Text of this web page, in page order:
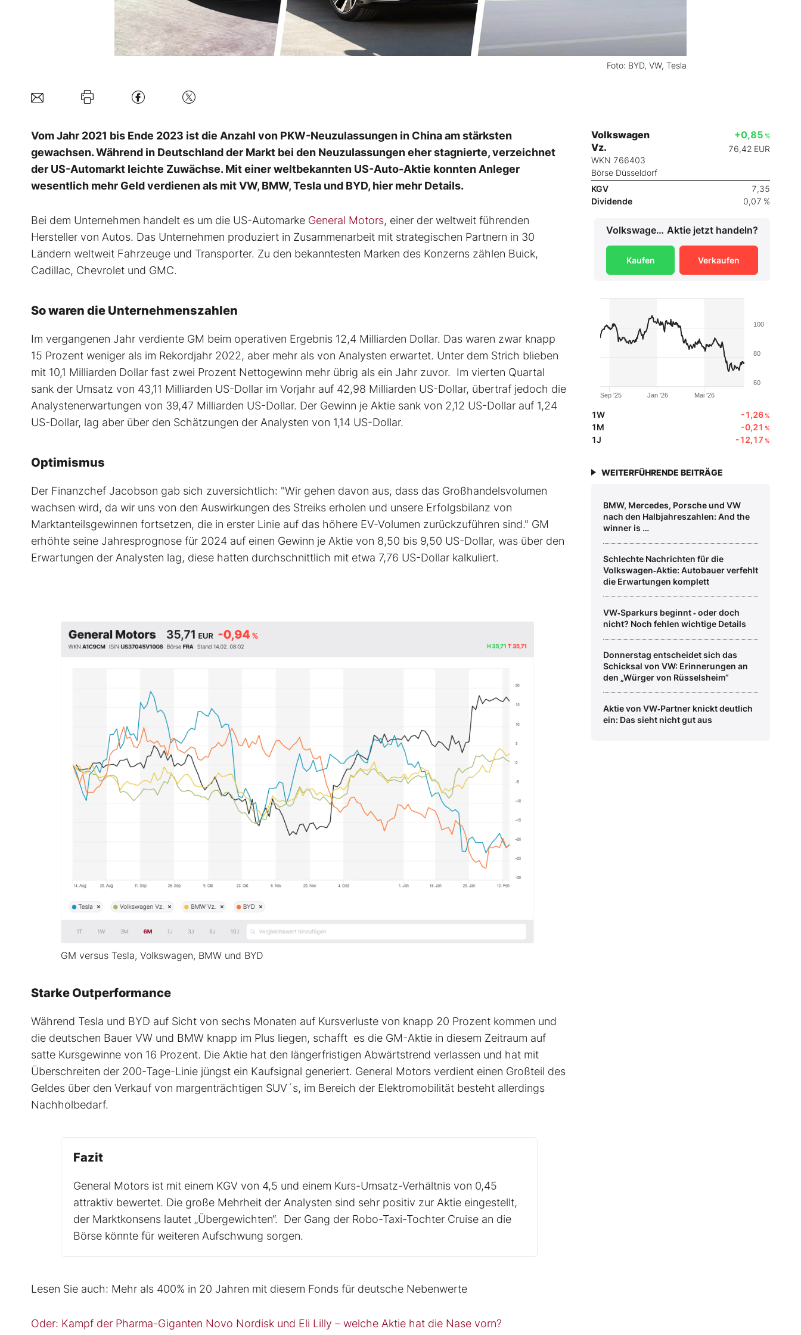
Foto: BYD, VW, Tesla
Vom Jahr 2021 bis Ende 2023 ist die Anzahl von PKW-Neuzulassungen in China am stärksten
gewachsen. Während in Deutschland der Markt bei den Neuzulassungen eher stagnierte, verzeichnet
der US-Automarkt leichte Zuwächse. Mit einer weltbekannten US-Auto-Aktie konnten Anleger
wesentlich mehr Geld verdienen als mit VW, BMW, Tesla und BYD, hier mehr Details.
Bei dem Unternehmen handelt es um die US-Automarke General Motors, einer der weltweit führenden
Hersteller von Autos. Das Unternehmen produziert in Zusammenarbeit mit strategischen Partnern in 30
Ländern weltweit Fahrzeuge und Transporter. Zu den bekanntesten Marken des Konzerns zählen Buick,
Cadillac, Chevrolet und GMC.
So waren die Unternehmenszahlen
Im vergangenen Jahr verdiente GM beim operativen Ergebnis 12,4 Milliarden Dollar. Das waren zwar knapp
15 Prozent weniger als im Rekordjahr 2022, aber mehr als von Analysten erwartet. Unter dem Strich blieben
mit 10,1 Milliarden Dollar fast zwei Prozent Nettogewinn mehr übrig als ein Jahr zuvor. Im vierten Quartal
sank der Umsatz von 43,11 Milliarden US-Dollar im Vorjahr auf 42,98 Milliarden US-Dollar, übertraf jedoch die
Analystenerwartungen von 39,47 Milliarden US-Dollar. Der Gewinn je Aktie sank von 2,12 US-Dollar auf 1,24
US-Dollar, lag aber über den Schätzungen der Analysten von 1,14 US-Dollar.
Optimismus
Der Finanzchef Jacobson gab sich zuversichtlich: "Wir gehen davon aus, dass das Großhandelsvolumen
wachsen wird, da wir uns von den Auswirkungen des Streiks erholen und unsere Erfolgsbilanz von
Marktanteilsgewinnen fortsetzen, die in erster Linie auf das höhere EV-Volumen zurückzuführen sind." GM
erhöhte seine Jahresprognose für 2024 auf einen Gewinn je Aktie von 8,50 bis 9,50 US-Dollar, was über den
Erwartungen der Analysten lag, diese hatten durchschnittlich mit etwa 7,76 US-Dollar kalkuliert.
GM versus Tesla, Volkswagen, BMW und BYD
Starke Outperformance
Während Tesla und BYD auf Sicht von sechs Monaten auf Kursverluste von knapp 20 Prozent kommen und
die deutschen Bauer VW und BMW knapp im Plus liegen, schafft es die GM-Aktie in diesem Zeitraum auf
satte Kursgewinne von 16 Prozent. Die Aktie hat den längerfristigen Abwärtstrend verlassen und hat mit
Überschreiten der 200-Tage-Linie jüngst ein Kaufsignal generiert. General Motors verdient einen Großteil des
Geldes über den Verkauf von margenträchtigen SUV´s, im Bereich der Elektromobilität besteht allerdings
Nachholbedarf.
Fazit
General Motors ist mit einem KGV von 4,5 und einem Kurs-Umsatz-Verhältnis von 0,45
attraktiv bewertet. Die große Mehrheit der Analysten sind sehr positiv zur Aktie eingestellt,
der Marktkonsens lautet „Übergewichten“. Der Gang der Robo-Taxi-Tochter Cruise an die
Börse könnte für weiteren Aufschwung sorgen.
Lesen Sie auch: Mehr als 400% in 20 Jahren mit diesem Fonds für deutsche Nebenwerte
Oder: Kampf der Pharma-Giganten Novo Nordisk und Eli Lilly – welche Aktie hat die Nase vorn?
Volkswagen
Vz.
WKN 766403
Börse Düsseldorf
+0,85 %
76,42 EUR
KGV
7,35
Dividende
0,07 %
Volkswagen Vz. Aktie jetzt handeln?
Kaufen Verkaufen
Jan '26
Sep '25 Mai '26
60
80
100
1W -1,26%
1M -0,21 %
1J -12,17 %
WEITERFÜHRENDE BEITRÄGE
BMW, Mercedes, Porsche und VW
nach den Halbjahreszahlen: And the
winner is …
Schlechte Nachrichten für die
Volkswagen‑Aktie: Autobauer verfehlt
die Erwartungen komplett
VW‑Sparkurs beginnt ‑ oder doch
nicht? Noch fehlen wichtige Details
Donnerstag entscheidet sich das
Schicksal von VW: Erinnerungen an
den „Würger von Rüsselsheim“
Aktie von VW‑Partner knickt deutlich
ein: Das sieht nicht gut aus